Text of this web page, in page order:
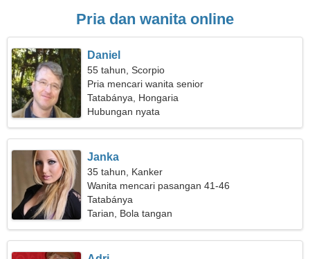
Pria dan wanita online
Daniel
55 tahun, Scorpio
Pria mencari wanita senior
Tatabánya, Hongaria
Hubungan nyata
Janka
35 tahun, Kanker
Wanita mencari pasangan 41-46
Tatabánya
Tarian, Bola tangan